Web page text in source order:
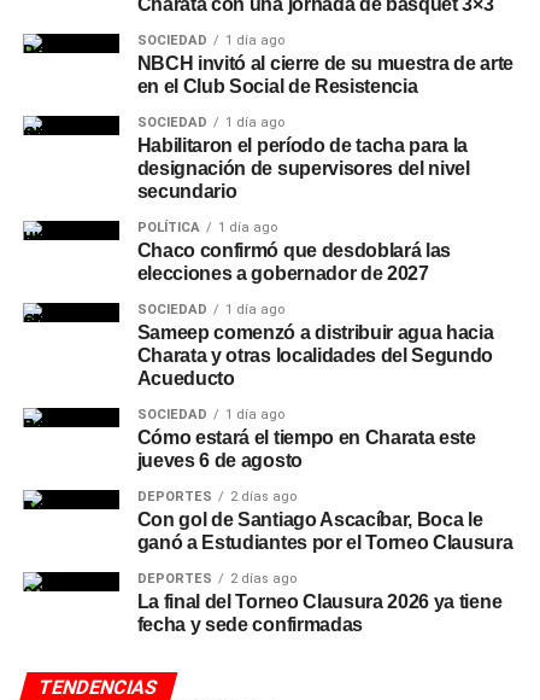
Charata con una jornada de básquet 3×3
SOCIEDAD 1 día ago
NBCH invitó al cierre de su muestra de arte
en el Club Social de Resistencia
SOCIEDAD 1 día ago
Habilitaron el período de tacha para la
designación de supervisores del nivel
secundario
POLÍTICA 1 día ago
Chaco confirmó que desdoblará las
elecciones a gobernador de 2027
SOCIEDAD 1 día ago
Sameep comenzó a distribuir agua hacia
Charata y otras localidades del Segundo
Acueducto
SOCIEDAD 1 día ago
Cómo estará el tiempo en Charata este
jueves 6 de agosto
DEPORTES 2 días ago
Con gol de Santiago Ascacíbar, Boca le
ganó a Estudiantes por el Torneo Clausura
DEPORTES 2 días ago
La final del Torneo Clausura 2026 ya tiene
fecha y sede confirmadas
TENDENCIAS